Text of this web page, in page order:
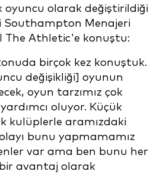
oyuncu olarak değiştirildiği
Southampton Menajeri
The Athletic'e konuştu:
birçok kez konuştuk.
değişikliği] oyunun
oyun tarzımız çok
oluyor. Küçük
kulüplerle aramızdaki
bunu yapmamamız
var ama ben bunu her
avantaj olarak